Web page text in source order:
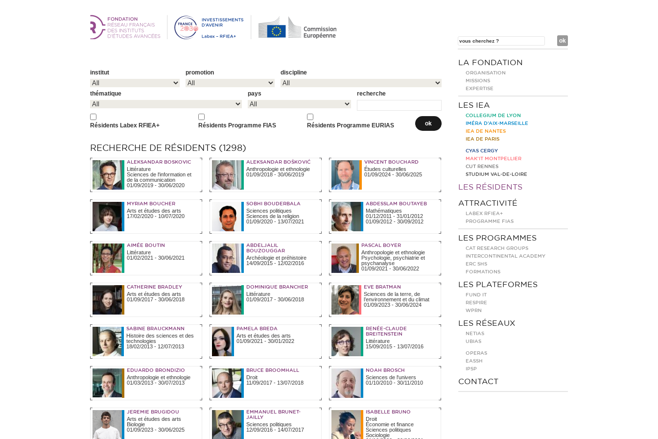
institut promotion discipline
thématique pays recherche
Résidents Labex RFIEA+ Résidents Programme FIAS Résidents Programme EURIAS
RECHERCHE DE RÉSIDENTS (1298)
ALEKSANDAR BOSKOVIC
Littérature
Sciences de l'information et
de la communication
01/09/2019 - 30/06/2020
ALEKSANDAR BOŠKOVIĆ
Anthropologie et ethnologie
01/09/2018 - 30/06/2019
VINCENT BOUCHARD
Études culturelles
01/09/2024 - 30/06/2025
MYRIAM BOUCHER
Arts et études des arts
17/02/2020 - 10/07/2020
SOBHI BOUDERBALA
Sciences politiques
Sciences de la religion
01/09/2020 - 13/07/2021
ABDESSLAM BOUTAYEB
Mathématiques
01/12/2011 - 31/01/2012
01/09/2012 - 30/09/2012
AIMÉE BOUTIN
Littérature
01/02/2021 - 30/06/2021
ABDELJALIL
BOUZOUGGAR
Archéologie et préhistoire
14/09/2015 - 12/02/2016
PASCAL BOYER
Anthropologie et ethnologie
Psychologie, psychiatrie et
psychanalyse
01/09/2021 - 30/06/2022
CATHERINE BRADLEY
Arts et études des arts
01/09/2017 - 30/06/2018
DOMINIQUE BRANCHER
Littérature
01/09/2017 - 30/06/2018
EVE BRATMAN
Sciences de la terre, de
l’environnement et du climat
01/09/2023 - 30/06/2024
SABINE BRAUCKMANN
Histoire des sciences et des
technologies
18/02/2013 - 12/07/2013
PAMELA BREDA
Arts et études des arts
01/09/2021 - 30/01/2022
RENÉE-CLAUDE
BREITENSTEIN
Littérature
15/09/2015 - 13/07/2016
EDUARDO BRONDIZIO
Anthropologie et ethnologie
01/03/2013 - 30/07/2013
BRUCE BROOMHALL
Droit
11/09/2017 - 13/07/2018
NOAH BROSCH
Sciences de l'univers
01/10/2010 - 30/11/2010
JEREMIE BRUGIDOU
Arts et études des arts
Biologie
01/09/2023 - 30/06/2025
EMMANUEL BRUNET-
JAILLY
Sciences politiques
12/09/2016 - 14/07/2017
ISABELLE BRUNO
Droit
Économie et finance
Sciences politiques
Sociologie
LA FONDATION
ORGANISATION
MISSIONS
EXPERTISE
LES IEA
COLLEGIUM DE LYON
IMÉRA D’AIX-MARSEILLE
IEA DE NANTES
IEA DE PARIS
CYAS CERGY
MAK’IT MONTPELLIER
CUT RENNES
STUDIUM VAL-DE-LOIRE
LES RÉSIDENTS
ATTRACTIVITÉ
LABEX RFIEA+
PROGRAMME FIAS
LES PROGRAMMES
CAT RESEARCH GROUPS
INTERCONTINENTAL ACADEMY
ERC SHS
FORMATIONS
LES PLATEFORMES
FUND IT
RESPIRE
WPRN
LES RÉSEAUX
NETIAS
UBIAS
OPERAS
EASSH
IPSP
CONTACT